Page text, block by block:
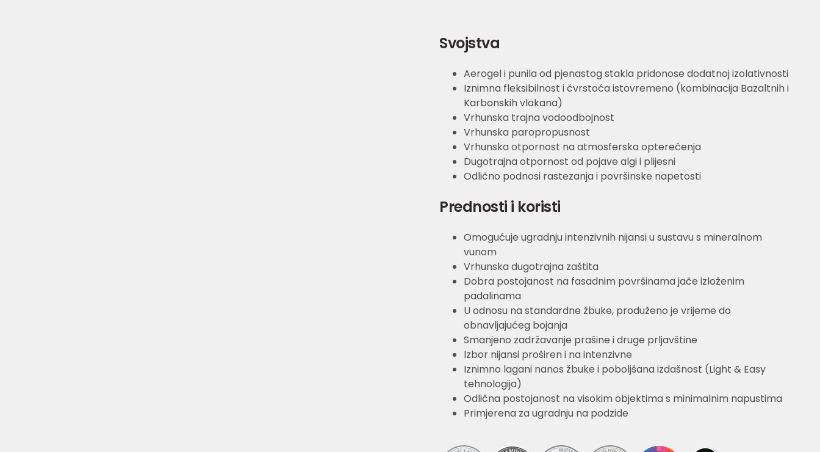
Svojstva
Aerogel i punila od pjenastog stakla pridonose dodatnoj izolativnosti
Iznimna fleksibilnost i čvrstoća istovremeno (kombinacija Bazaltnih i
Karbonskih vlakana)
Vrhunska trajna vodoodbojnost
Vrhunska paropropusnost
Vrhunska otpornost na atmosferska opterećenja
Dugotrajna otpornost od pojave algi i plijesni
Odlično podnosi rastezanja i površinske napetosti
Prednosti i koristi
Omogućuje ugradnju intenzivnih nijansi u sustavu s mineralnom
vunom
Vrhunska dugotrajna zaštita
Dobra postojanost na fasadnim površinama jače izloženim
padalinama
U odnosu na standardne žbuke, produženo je vrijeme do
obnavljajućeg bojanja
Smanjeno zadržavanje prašine i druge prljavštine
Izbor nijansi proširen i na intenzivne
Iznimno lagani nanos žbuke i poboljšana izdašnost (Light & Easy
tehnologija)
Odlična postojanost na visokim objektima s minimalnim napustima
Primjerena za ugradnju na podzide